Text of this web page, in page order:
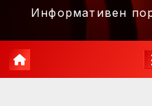
Информативен